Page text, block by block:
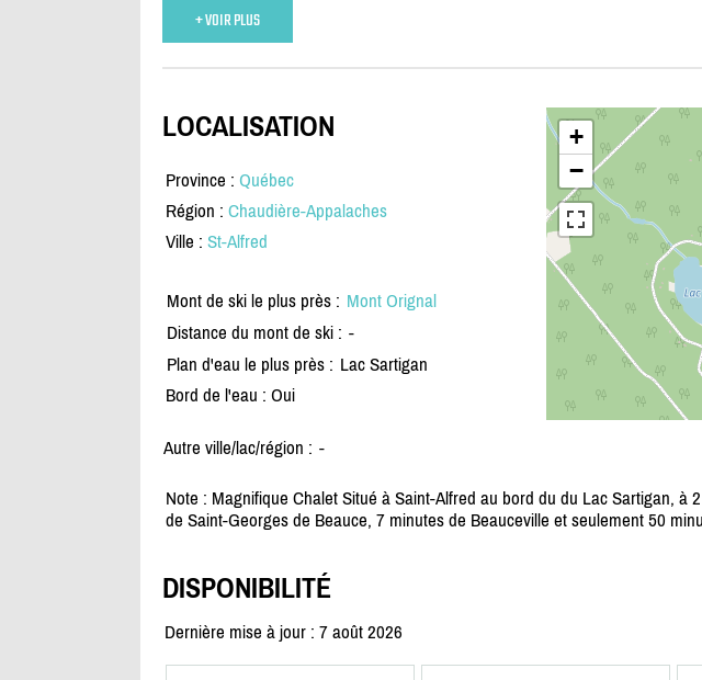
+ VOIR PLUS
+
−
LOCALISATION
Province : Québec
Région : Chaudière-Appalaches
Ville : St-Alfred
Mont de ski le plus près : Mont Orignal
Distance du mont de ski : -
Plan d'eau le plus près : Lac Sartigan
Bord de l'eau : Oui
Autre ville/lac/région : -
Note : Magnifique Chalet Situé à Saint-Alfred au bord du du Lac Sartigan, à
de Saint-Georges de Beauce, 7 minutes de Beauceville et seulement 50
DISPONIBILITÉ
Dernière mise à jour : 7 août 2026